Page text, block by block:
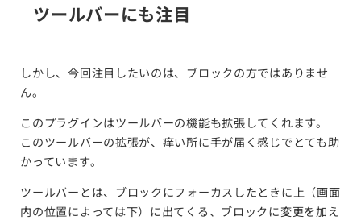
ツールバーにも注目
しかし、今回注目したいのは、ブロックの方ではありませ
ん。
このプラグインはツールバーの機能も拡張してくれます。
このツールバーの拡張が、痒い所に手が届く感じでとても助
かっています。
ツールバーとは、ブロックにフォーカスしたときに上（画面
内の位置によっては下）に出てくる、ブロックに変更を加え